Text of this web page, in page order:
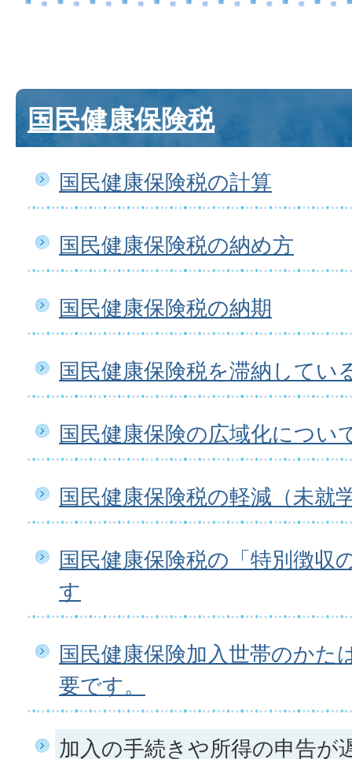
国民健康保険税
国民健康保険税の計算
国民健康保険税の納め方
国民健康保険税の納期
国民健康保険税を滞納してい
国民健康保険の広域化につい
国民健康保険税の軽減（未就
国民健康保険税の「特別徴収
す
国民健康保険加入世帯のかた
要です。
加入の手続きや所得の申告が